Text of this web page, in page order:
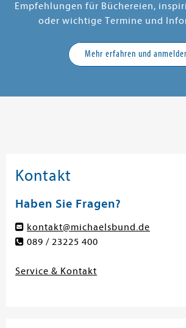
Empfehlungen für Büchereien,
oder wichtige Termine und
Mehr erfahren und
Kontakt
Haben Sie Fragen?
kontakt@michaelsbund.de
089 / 23225 400
Service & Kontakt